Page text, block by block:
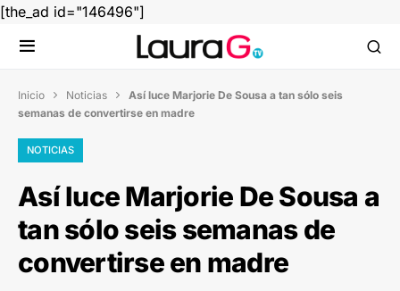
[the_ad id="146496"]
Inicio  Noticias  Así luce Marjorie De Sousa a tan sólo seis
semanas de convertirse en madre
NOTICIAS
Así luce Marjorie De Sousa a
tan sólo seis semanas de
convertirse en madre